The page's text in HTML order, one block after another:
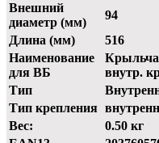
Внешний
диаметр (мм)
94
Длина (мм)
516
Наименование
для ВБ
внутр.
Тип
Тип крепления
Вес:
0.50 кг